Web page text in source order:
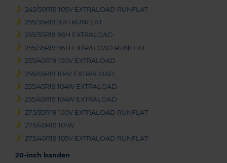
245/50R19 105V EXTRALOAD RUNFLAT
255/35R19 92H RUNFLAT
255/35R19 96H EXTRALOAD
255/35R19 96H EXTRALOAD RUNFLAT
255/40R19 100V EXTRALOAD
255/45R19 104V EXTRALOAD
255/45R19 104W EXTRALOAD
255/45R19 104W EXTRALOAD
275/35R19 100V EXTRALOAD RUNFLAT
275/40R19 101W
275/40R19 105V EXTRALOAD RUNFLAT
20-inch banden